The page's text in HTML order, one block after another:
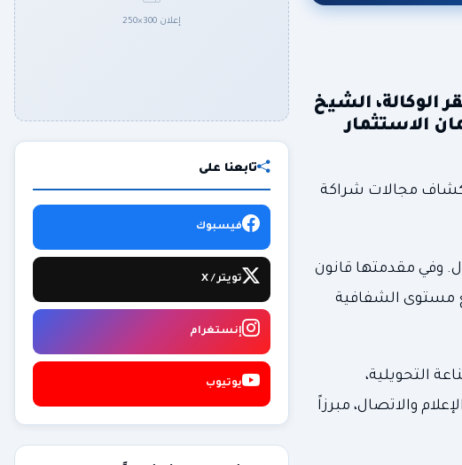
الوكالة، الشيخ
الاستثمار
مجالات شراكة
وفي مقدمتها قانون
مستوى الشفافية
التحويلية،
والاتصال، مبرزاً
إعلان 300×250
تابعنا على
فيسبوك
تويتر / X
إنستغرام
يوتيوب